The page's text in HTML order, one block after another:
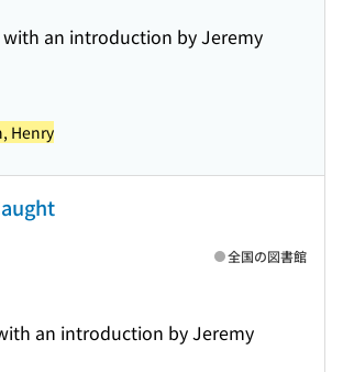
with an introduction by Jeremy
Henry
an introduction by Jeremy
全国の図書館